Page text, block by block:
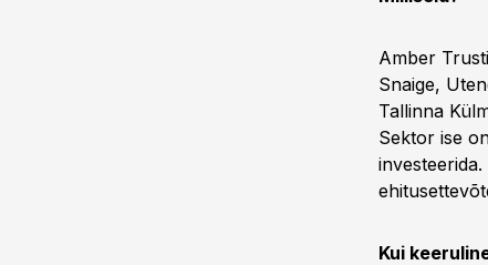
Amber
Snaige,
Tallinna
Sektor ise
Kui